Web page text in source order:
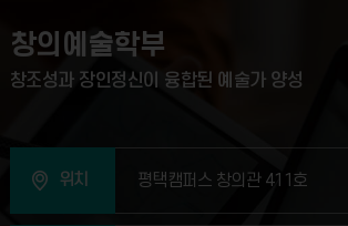
창의예술학부
창조성과 장인정신이 융합된 예술가 양성
위치 평택캠퍼스 창의관 411호